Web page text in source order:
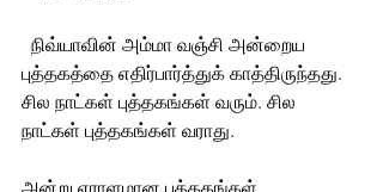
நிவ்யாவின் அம்மா வஞ்சி அன்றைய
புத்தகத்தை எதிர்பார்த்துக் காத்திருந்தது.
சில நாட்கள் புத்தகங்கள் வரும். சில
நாட்கள் புத்தகங்கள் வராது.